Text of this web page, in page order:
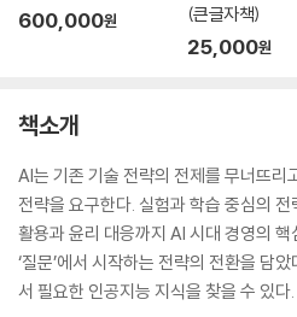
600,000원
(큰글자책)
25,000원
책소개
AI는 기존 기술 전략의 전제를 무너뜨리
전략을 요구한다. 실험과 학습 중심의
활용과 윤리 대응까지 AI 시대 경영의
‘질문’에서 시작하는 전략의 전환을
서 필요한 인공지능 지식을 찾을 수 있다.